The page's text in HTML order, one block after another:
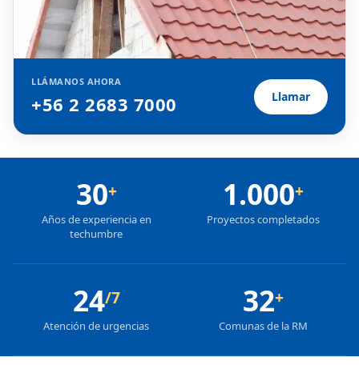
LLÁMANOS AHORA
+56 2 2683 7000 Llamar
30+
Años de experiencia en
techumbre
1.000+
Proyectos completados
24/7
Atención de urgencias
32+
Comunas de la RM